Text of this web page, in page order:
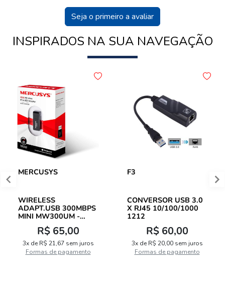
Seja o primeiro a avaliar
INSPIRADOS NA SUA NAVEGAÇÃO
MERCUSYS
WIRELESS
ADAPT.USB 300MBPS
MINI MW300UM -
MERCUSYS
R$ 65,00
3x de R$ 21,67 sem juros
Formas de pagamento
F3
CONVERSOR USB 3.0
X RJ45 10/100/1000
1212
R$ 60,00
3x de R$ 20,00 sem juros
Formas de pagamento